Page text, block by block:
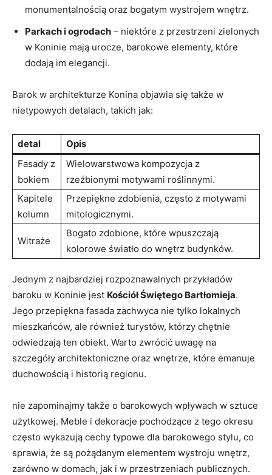
monumentalnością oraz bogatym wystrojem wnętrz.
Parkach i ogrodach – niektóre ⁤z​ przestrzeni ⁣zielonych
w Koninie mają‌ urocze, barokowe elementy, które
dodają im elegancji.
Barok w architekturze Konina objawia się także​ w
nietypowych detalach, takich jak:
detal
Opis
Fasady z
bokiem
Wielowarstwowa kompozycja z
rzeźbionymi motywami roślinnymi.
Kapitele
kolumn
Przepiękne zdobienia, często z motywami
mitologicznymi.
Witraże
Bogato zdobione, które wpuszczają
kolorowe światło⁤ do wnętrz‌ budynków.
Jednym z najbardziej rozpoznawalnych przykładów
baroku w Koninie jest Kościół Świętego Bartłomieja.
Jego przepiękna fasada zachwyca nie tylko lokalnych
mieszkańców, ale również turystów, którzy⁤ chętnie
odwiedzają ‍ten obiekt. Warto zwrócić uwagę na
szczegóły architektoniczne oraz wnętrze, które emanuje
duchowością i historią regionu.
nie zapominajmy także o barokowych wpływach w sztuce
użytkowej. Meble i dekoracje ⁤pochodzące z⁣ tego okresu
często‌ wykazują cechy typowe dla barokowego ​stylu, co​
sprawia,⁣ że są‌ pożądanym elementem wystroju wnętrz,
zarówno w domach, jak i w przestrzeniach publicznych.